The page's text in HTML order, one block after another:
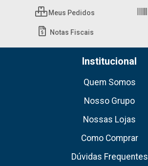
Meus Pedidos
Notas Fiscais
Institucional
Quem Somos
Nosso Grupo
Nossas Lojas
Como Comprar
Dúvidas Frequentes